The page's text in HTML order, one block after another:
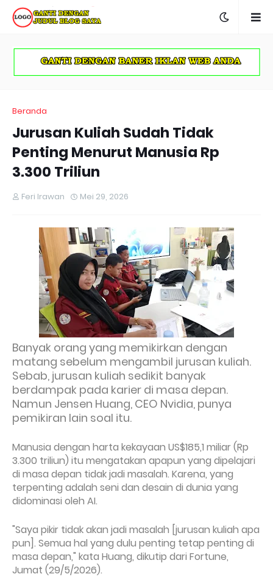
Beranda
Jurusan Kuliah Sudah Tidak
Penting Menurut Manusia Rp
3.300 Triliun
Feri Irawan Mei 29, 2026
Banyak orang yang memikirkan dengan
matang sebelum mengambil jurusan kuliah.
Sebab, jurusan kuliah sedikit banyak
berdampak pada karier di masa depan.
Namun Jensen Huang, CEO Nvidia, punya
pemikiran lain soal itu.
Manusia dengan harta kekayaan US$185,1 miliar (Rp
3.300 triliun) itu mengatakan apapun yang dipelajari
di masa depan tidak jadi masalah. Karena, yang
terpenting adalah seni dan desain di dunia yang
didominasi oleh AI.
"Saya pikir tidak akan jadi masalah [jurusan kuliah apa
pun]. Semua hal yang dulu penting tetap penting di
masa depan," kata Huang, dikutip dari Fortune,
Jumat (29/5/2026).